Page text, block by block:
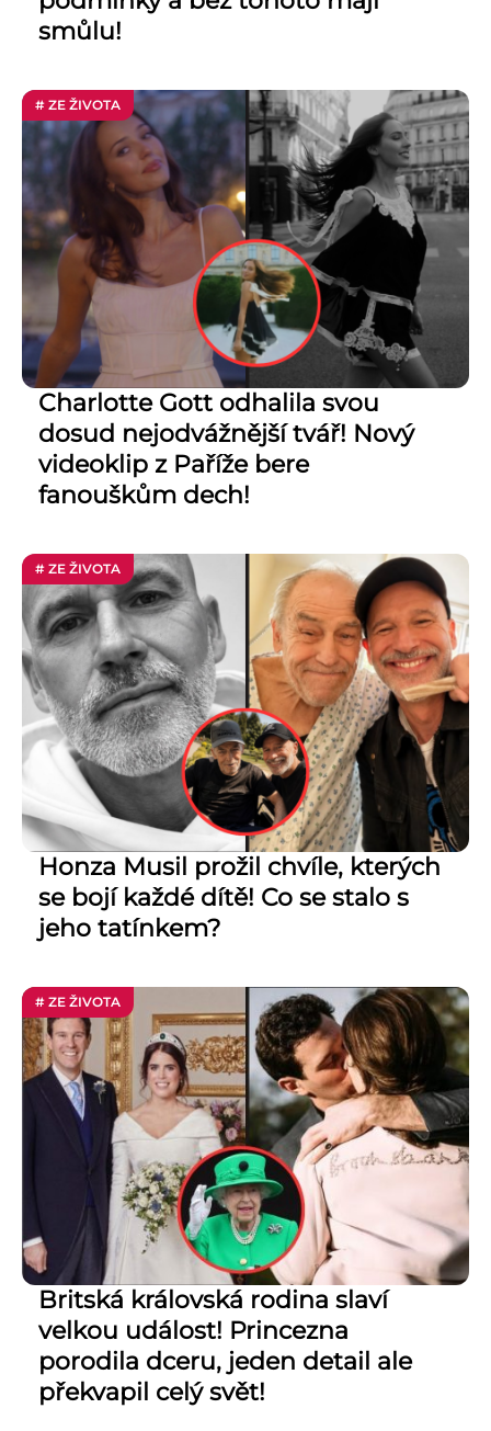
smůlu!
# ZE ŽIVOTA
Charlotte Gott odhalila svou
dosud nejodvážnější tvář! Nový
videoklip z Paříže bere
fanouškům dech!
# ZE ŽIVOTA
Honza Musil prožil chvíle, kterých
se bojí každé dítě! Co se stalo s
jeho tatínkem?
# ZE ŽIVOTA
Britská královská rodina slaví
velkou událost! Princezna
porodila dceru, jeden detail ale
překvapil celý svět!